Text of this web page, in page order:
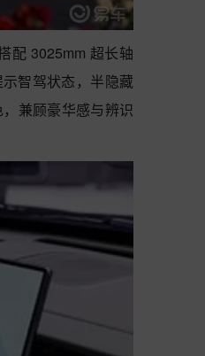
配 3025mm 超长轴
智驾状态，半隐藏
兼顾豪华感与辨识